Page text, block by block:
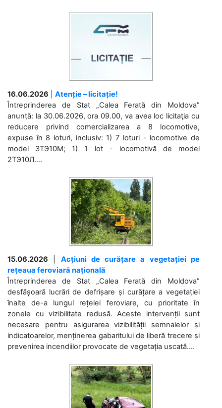
16.06.2026
Atenție – licitație!
Întreprinderea de Stat „Calea Ferată din Moldova”
anunță: la 30.06.2026, ora 09.00, va avea loc licitaţia cu
reducere privind comercializarea a 8 locomotive,
expuse în 8 loturi, inclusiv: 1) 7 loturi - locomotive de
model 3ТЭ10М; 1) 1 lot - locomotivă de model
2ТЭ10Л....
15.06.2026
Acțiuni de curățare a vegetației pe
rețeaua feroviară națională
Întreprinderea de Stat „Calea Ferată din Moldova”
desfășoară lucrări de defrișare și curățare a vegetației
înalte de-a lungul rețelei feroviare, cu prioritate în
zonele cu vizibilitate redusă. Aceste intervenții sunt
necesare pentru asigurarea vizibilității semnalelor și
indicatoarelor, menținerea gabaritului de liberă trecere și
prevenirea incendiilor provocate de vegetația uscată....